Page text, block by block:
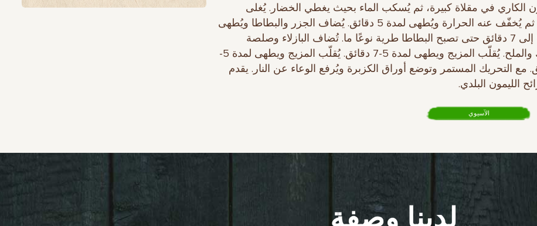
الكاري في مقلاة كبيرة، ثم يُسكب الماء بحيث يغطي الخضار. يُغلى
المزيج ثم يُخفّف عنه الحرارة ويُطهى لمدة 5 دقائق. يُضاف الجزر والبطاطا ويُطهى
لمدة 5 إلى 7 دقائق حتى تصبح البطاطا طرية نوعًا ما. تُضاف البازلاء وصلصة
السمك والملح. يُقلّب المزيج ويطهى لمدة 5-7 دقائق. يُقلّب المزيج ويطهى لمدة 5-
مع التحريك المستمر وتوضع أوراق الكزبرة ويُرفع الوعاء عن النار. يقدم
الليمون البلدي.
الآسيوي